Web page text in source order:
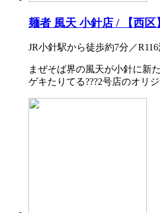
麺者 風天 小針店 / 【西区
JR小針駅から徒歩約7分／
まぜそば界の風天が小針に新
ゲキたりてる???2号店のオリ